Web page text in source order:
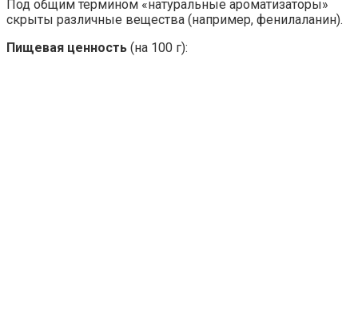
Под общим термином «натуральные ароматизаторы»
скрыты различные вещества (например, фенилаланин).
Пищевая ценность (на 100 г):